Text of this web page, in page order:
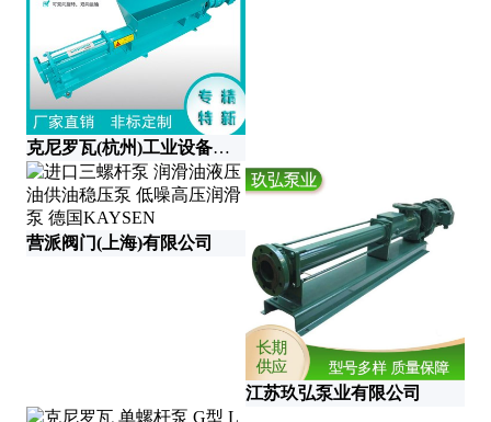
克尼罗瓦(杭州)工业设备有限公司
营派阀门(上海)有限公司
江苏玖弘泵业有限公司